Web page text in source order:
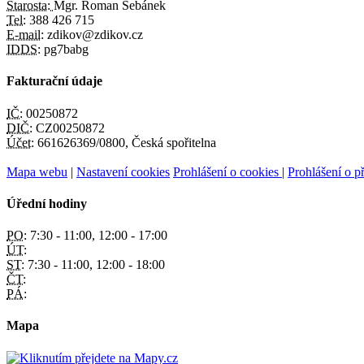
Starosta: Mgr. Roman Šebánek
Tel: 388 426 715
E-mail: zdikov@zdikov.cz
IDDS: pg7babg
Fakturační údaje
IČ: 00250872
DIČ: CZ00250872
Účet: 661626369/0800, Česká spořitelna
Mapa webu | Nastavení cookies Prohlášení o cookies | Prohlášení o
Úřední hodiny
PO: 7:30 - 11:00, 12:00 - 17:00
ÚT:
ST: 7:30 - 11:00, 12:00 - 18:00
ČT:
PÁ:
Mapa